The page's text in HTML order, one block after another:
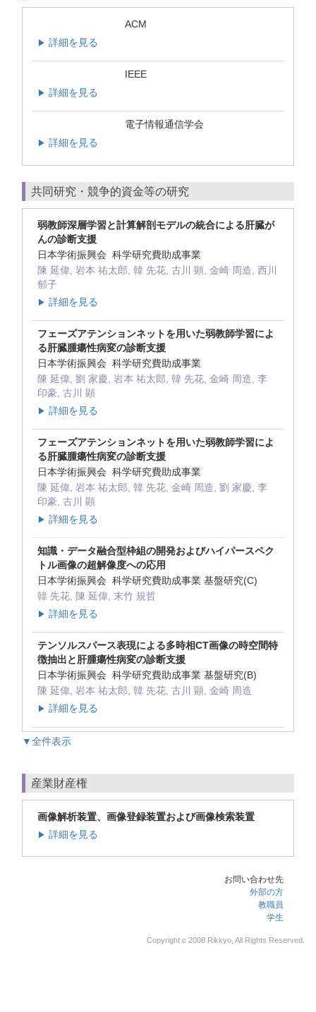
ACM
▶ 詳細を見る
IEEE
▶ 詳細を見る
電子情報通信学会
▶ 詳細を見る
共同研究・競争的資金等の研究
弱教師深層学習と計算解剖モデルの統合による肝臓が
んの診断支援
日本学術振興会 科学研究費助成事業
陳 延偉, 岩本 祐太郎, 韓 先花, 古川 顕, 金崎 周造, 西川
郁子
▶ 詳細を見る
フェーズアテンションネットを用いた弱教師学習によ
る肝臓腫瘍性病変の診断支援
日本学術振興会 科学研究費助成事業
陳 延偉, 劉 家慶, 岩本 祐太郎, 韓 先花, 金崎 周造, 李
印豪, 古川 顕
▶ 詳細を見る
フェーズアテンションネットを用いた弱教師学習によ
る肝臓腫瘍性病変の診断支援
日本学術振興会 科学研究費助成事業
陳 延偉, 岩本 祐太郎, 韓 先花, 金崎 周造, 劉 家慶, 李
印豪, 古川 顕
▶ 詳細を見る
知識・データ融合型枠組の開発およびハイパースペク
トル画像の超解像度への応用
日本学術振興会 科学研究費助成事業 基盤研究(C)
韓 先花, 陳 延偉, 末竹 規哲
▶ 詳細を見る
テンソルスパース表現による多時相CT画像の時空間特
徴抽出と肝腫瘍性病変の診断支援
日本学術振興会 科学研究費助成事業 基盤研究(B)
陳 延偉, 岩本 祐太郎, 韓 先花, 古川 顕, 金崎 周造
▶ 詳細を見る
▼全件表示
産業財産権
画像解析装置、画像登録装置および画像検索装置
▶ 詳細を見る
お問い合わせ先
外部の方
教職員
学生
Copyright c 2008 Rikkyo, All Rights Reserved.